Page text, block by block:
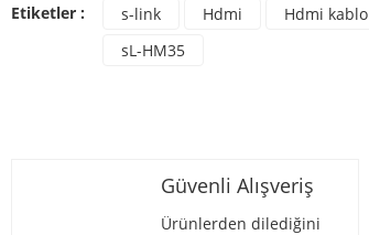
Etiketler : s-link Hdmi Hdmi kablo
sL-HM35
Güvenli Alışveriş
Ürünlerden dilediğini